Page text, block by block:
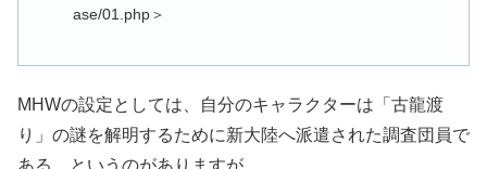
ase/01.php＞
MHWの設定としては、自分のキャラクターは「古龍渡
り」の謎を解明するために新大陸へ派遣された調査団員で